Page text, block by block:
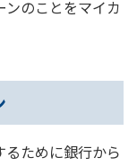
のことをマイカ
ために銀行から